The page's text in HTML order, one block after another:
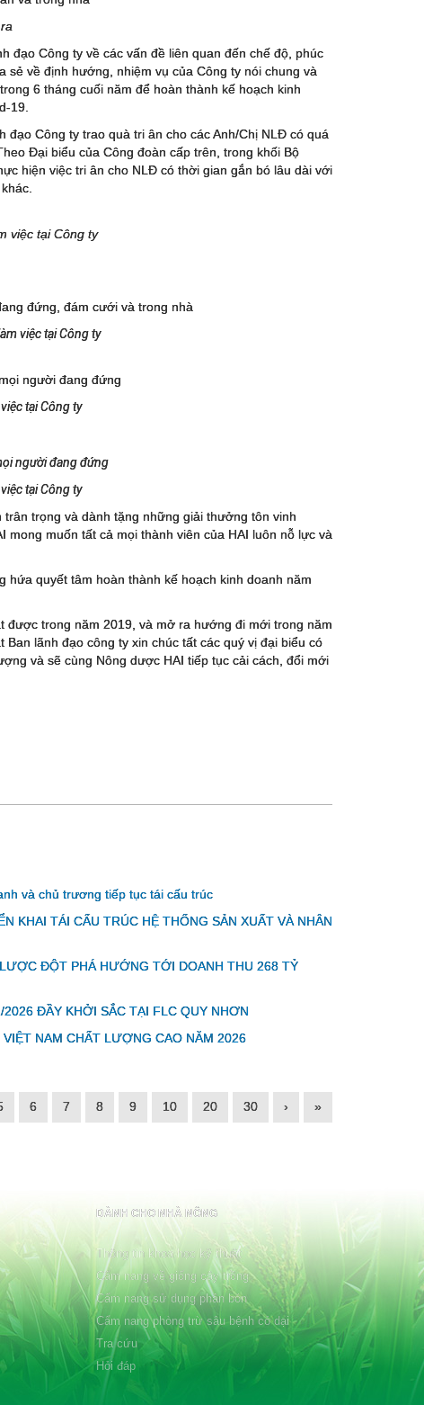
đạo Công ty về các vấn đề liên quan đến chế độ, phúc
về định hướng, nhiệm vụ của Công ty nói chung và
6 tháng cuối năm để hoàn thành kế hoạch kinh
19.
Công ty trao quà tri ân cho các Anh/Chị NLĐ có quá
Đại biểu của Công đoàn cấp trên, trong khối Bộ
hiện việc tri ân cho NLĐ có thời gian gắn bó lâu dài với
việc tại Công ty
việc tại Công ty
tại Công ty
tại Công ty
trọng và dành tặng những giải thưởng tôn vinh
muốn tất cả mọi thành viên của HAI luôn nỗ lực và
quyết tâm hoàn thành kế hoạch kinh doanh năm
được trong năm 2019, và mở ra hướng đi mới trong năm
lãnh đạo công ty xin chúc tất các quý vị đại biểu có
và sẽ cùng Nông dược HAI tiếp tục cải cách, đổi mới
và chủ trương tiếp tục tái cấu trúc
KHAI TÁI CẤU TRÚC HỆ THỐNG SẢN XUẤT VÀ NHÂN
ĐỘT PHÁ HƯỚNG TỚI DOANH THU 268 TỶ
ĐẦY KHỞI SẮC TẠI FLC QUY NHƠN
NAM CHẤT LƯỢNG CAO NĂM 2026
6 7 8 9 10 20 30 › »
DÀNH CHO NHÀ NÔNG
Thông tin khoa học kỹ thuật
Cẩm nang về giống cây trồng
Cẩm nang sử dụng phân bón
Cẩm nang phòng trừ sâu bệnh cỏ dại
Tra cứu
Hỏi đáp